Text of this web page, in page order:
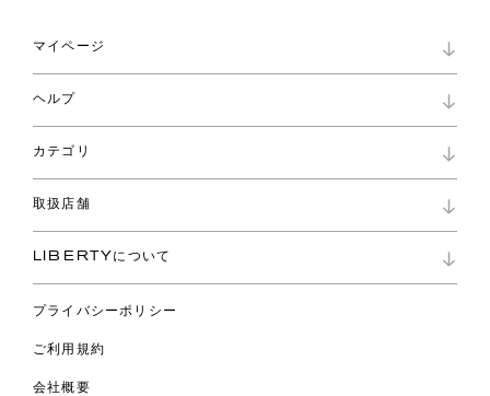
マイページ
ロイヤリティプログラム
パスワード再設定
ショッピングバッグ
ヘルプ
お問い合わせ
よくあるご質問
ご利用ガイド
カテゴリ
コレクション
ファブリックス
バッグ
ウェア
ライフスタイル
スペシャル
取扱店舗
リバティ・ファブリックス
LIBERTYについて
プライバシーポリシー
ご利用規約
会社概要